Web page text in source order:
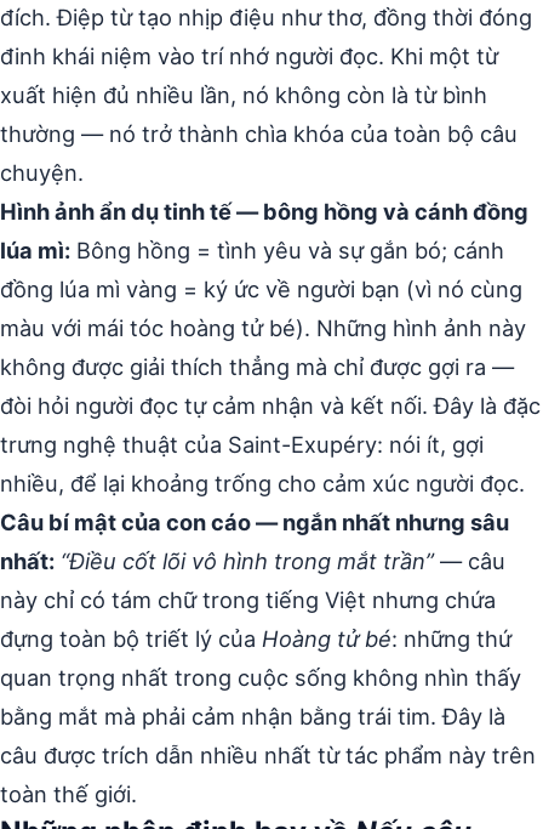
đích. Điệp từ tạo nhịp điệu như thơ, đồng thời đóng
đinh khái niệm vào trí nhớ người đọc. Khi một từ
xuất hiện đủ nhiều lần, nó không còn là từ bình
thường — nó trở thành chìa khóa của toàn bộ câu
chuyện.
Hình ảnh ẩn dụ tinh tế — bông hồng và cánh đồng
lúa mì: Bông hồng = tình yêu và sự gắn bó; cánh
đồng lúa mì vàng = ký ức về người bạn (vì nó cùng
màu với mái tóc hoàng tử bé). Những hình ảnh này
không được giải thích thẳng mà chỉ được gợi ra —
đòi hỏi người đọc tự cảm nhận và kết nối. Đây là đặc
trưng nghệ thuật của Saint-Exupéry: nói ít, gợi
nhiều, để lại khoảng trống cho cảm xúc người đọc.
Câu bí mật của con cáo — ngắn nhất nhưng sâu
nhất: “Điều cốt lõi vô hình trong mắt trần”— câu
này chỉ có tám chữ trong tiếng Việt nhưng chứa
đựng toàn bộ triết lý của Hoàng tử bé: những thứ
quan trọng nhất trong cuộc sống không nhìn thấy
bằng mắt mà phải cảm nhận bằng trái tim. Đây là
câu được trích dẫn nhiều nhất từ tác phẩm này trên
toàn thế giới.